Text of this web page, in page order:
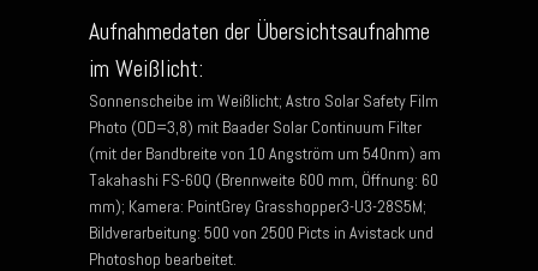
Aufnahmedaten der Übersichtsaufnahme
im Weißlicht:
Sonnenscheibe im Weißlicht; Astro Solar Safety Film
Photo (OD=3,8) mit Baader Solar Continuum Filter
(mit der Bandbreite von 10 Angström um 540nm) am
Takahashi FS-60Q (Brennweite 600 mm, Öffnung: 60
mm); Kamera: PointGrey Grasshopper3-U3-28S5M;
Bildverarbeitung: 500 von 2500 Picts in Avistack und
Photoshop bearbeitet.